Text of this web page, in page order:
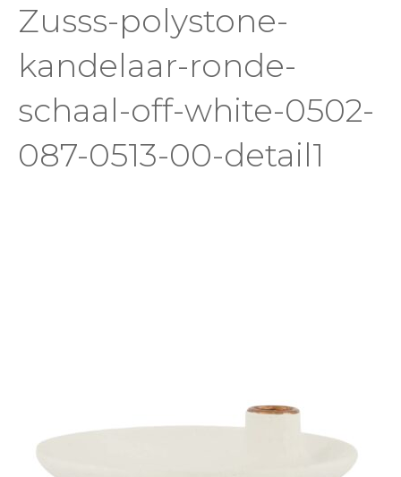
Zusss-polystone-
kandelaar-ronde-
schaal-off-white-0502-
087-0513-00-detail1